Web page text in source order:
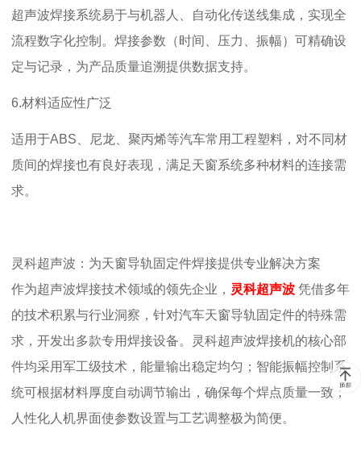
超声波焊接系统易于与机器人、自动化传送线集成，实现全
流程数字化控制。焊接参数（时间、压力、振幅）可精确设
定与记录，为产品质量追溯提供数据支持。
6.材料适应性广泛
适用于ABS 、尼龙、聚丙烯等汽车常用工程塑料，对不同材
质间的焊接也有良好表现，满足天窗系统多种材料的连接需
求。
灵科超声波：为天窗导轨固定件焊接提供专业解决方案
作为超声波焊接技术领域的领先企业， 灵科超声波 凭借多年
的技术积累与行业洞察，针对汽车天窗导轨固定件的特殊需
求，开发出多款专用焊接设备。灵科超声波焊接机的核心部
件均采用军工级技术，能量输出稳定均匀；智能振幅控制系
统可根据材料厚度自动调节输出，确保每个焊点质量一致；
人性化人机界面使参数设置与工艺调整极为简便。